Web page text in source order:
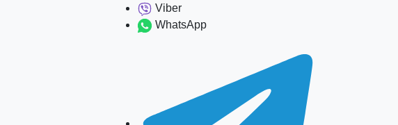
Viber
WhatsApp